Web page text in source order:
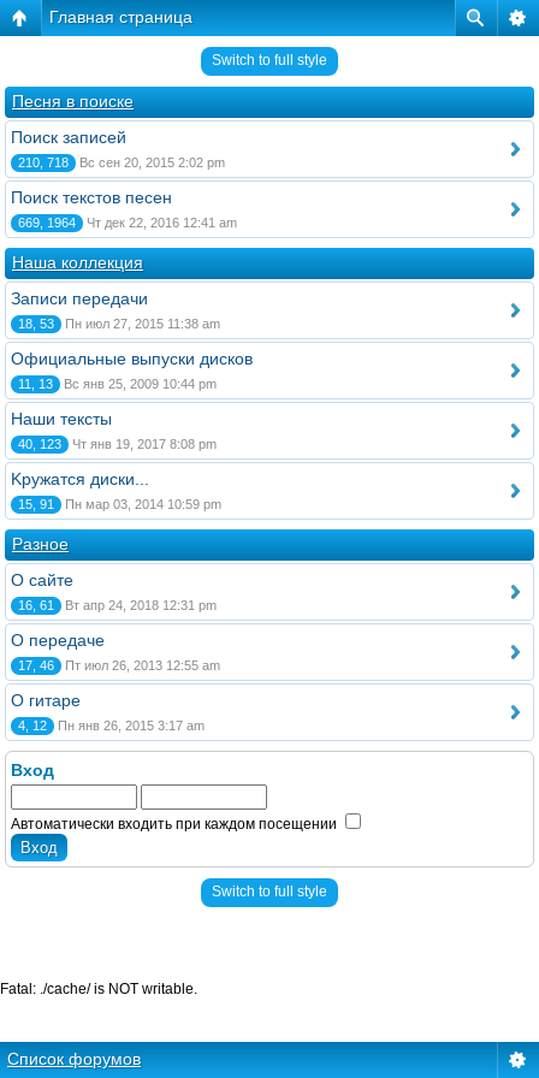
Главная страница
Switch to full style
Песня в поиске
Поиск записей
210, 718 Вс сен 20, 2015 2:02 pm
Поиск текстов песен
669, 1964 Чт дек 22, 2016 12:41 am
Наша коллекция
Записи передачи
18, 53 Пн июл 27, 2015 11:38 am
Официальные выпуски дисков
11, 13 Вс янв 25, 2009 10:44 pm
Наши тексты
40, 123 Чт янв 19, 2017 8:08 pm
Kружатся диски...
15, 91 Пн мар 03, 2014 10:59 pm
Разное
О сайте
16, 61 Вт апр 24, 2018 12:31 pm
О передаче
17, 46 Пт июл 26, 2013 12:55 am
О гитаре
4, 12 Пн янв 26, 2015 3:17 am
Вход
Автоматически входить при каждом посещении
Switch to full style
Список форумов
Fatal: ./cache/ is NOT writable.